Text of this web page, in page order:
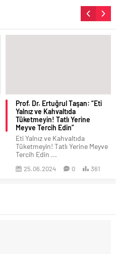
Prof. Dr. Ertuğrul Taşan: “Eti
Yalnız ve Kahvaltıda
Tüketmeyin! Tatlı Yerine
Meyve Tercih Edin”
Eti Yalnız ve Kahvaltıda
Tüketmeyin! Tatlı Yerine Meyve
Tercih Edin ...
25.06.2024 0 361